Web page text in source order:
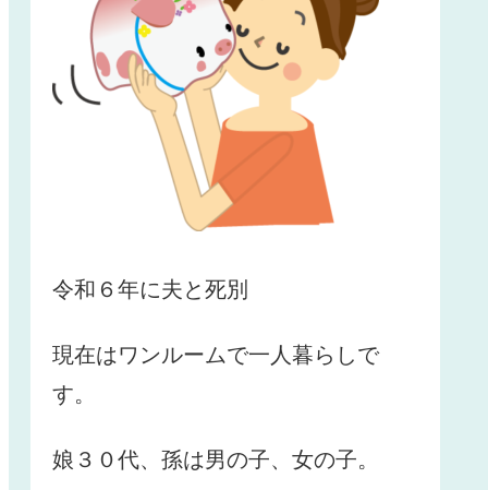
令和６年に夫と死別
現在はワンルームで一人暮らしで
す。
娘３０代、孫は男の子、女の子。